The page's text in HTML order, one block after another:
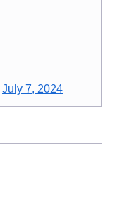
July 7, 2024